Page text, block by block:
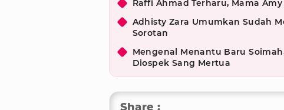
Raffi Ahmad Terharu, Mama
Adhisty Zara Umumkan Sudah
Sorotan
Mengenal Menantu Baru
Diospek Sang Mertua
Share :